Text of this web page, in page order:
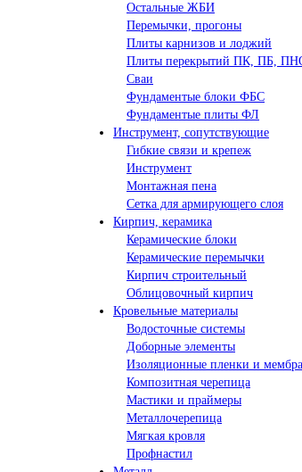
Остальные ЖБИ
Перемычки, прогоны
Плиты карнизов и лоджий
Плиты перекрытий ПК, ПБ,
Сваи
Фундаментые блоки ФБС
Фундаментые плиты ФЛ
Инструмент, сопутствующие
Гибкие связи и крепеж
Инструмент
Монтажная пена
Сетка для армирующего слоя
Кирпич, керамика
Керамические блоки
Керамические перемычки
Кирпич строительный
Облицовочный кирпич
Кровельные материалы
Водосточные системы
Доборные элементы
Изоляционные пленки и
Композитная черепица
Мастики и праймеры
Металлочерепица
Мягкая кровля
Профнастил